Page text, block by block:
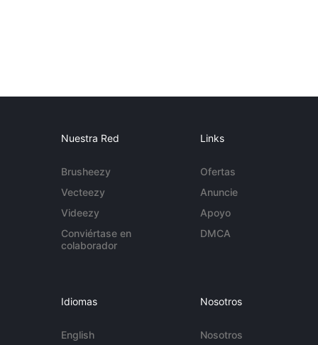
Nuestra Red
Brusheezy
Vecteezy
Videezy
Conviértase en
colaborador
Links
Ofertas
Anuncie
Apoyo
DMCA
Idiomas
English
Nosotros
Nosotros